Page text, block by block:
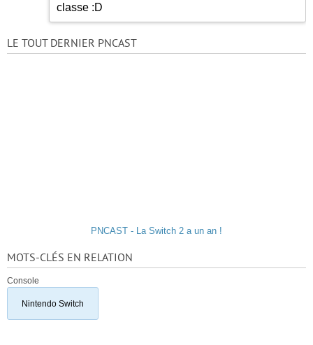
classe :D
LE TOUT DERNIER PNCAST
PNCAST - La Switch 2 a un an !
MOTS-CLÉS EN RELATION
Console
Nintendo Switch